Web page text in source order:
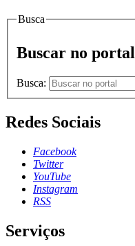
Busca
Buscar no portal
Busca:
Redes Sociais
Facebook
Twitter
YouTube
Instagram
RSS
Serviços